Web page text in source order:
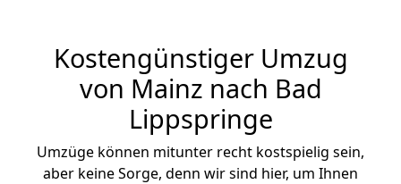
Kostengünstiger Umzug
von Mainz nach Bad
Lippspringe
Umzüge können mitunter recht kostspielig sein,
aber keine Sorge, denn wir sind hier, um Ihnen